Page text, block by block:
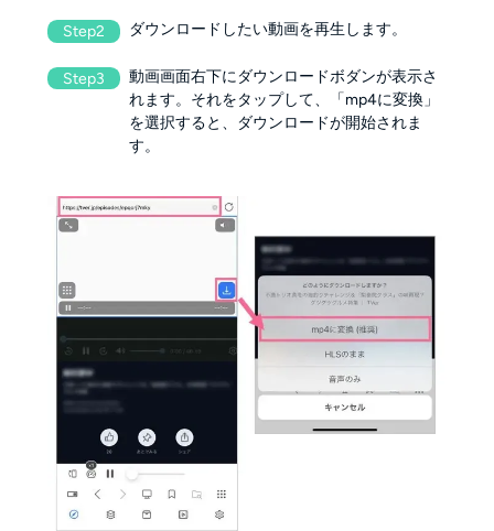
Step2 ダウンロードしたい動画を再生します。
Step3
動画画面右下にダウンロードボダンが表示さ
れます。それをタップして、「mp4に変換」
を選択すると、ダウンロードが開始されま
す。